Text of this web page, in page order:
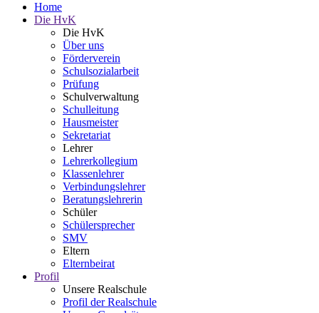
Home
Die HvK
Die HvK
Über uns
Förderverein
Schulsozialarbeit
Prüfung
Schulverwaltung
Schulleitung
Hausmeister
Sekretariat
Lehrer
Lehrerkollegium
Klassenlehrer
Verbindungslehrer
Beratungslehrerin
Schüler
Schülersprecher
SMV
Eltern
Elternbeirat
Profil
Unsere Realschule
Profil der Realschule